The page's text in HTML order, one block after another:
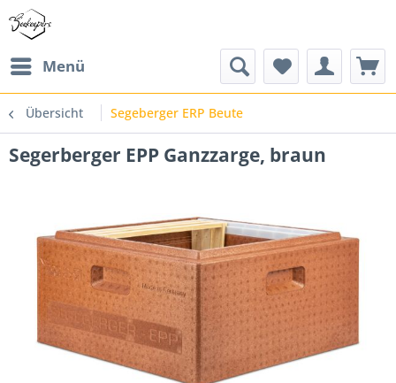
Menü
Übersicht Segeberger ERP Beute
Segerberger EPP Ganzzarge, braun